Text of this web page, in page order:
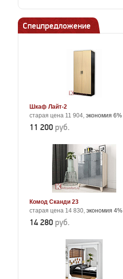
Спецпредложение
Шкаф Лайт-2
старая цена 11 904, экономия 6%
11 200 руб.
Комод Сканди 23
старая цена 14 830, экономия 4%
14 280 руб.